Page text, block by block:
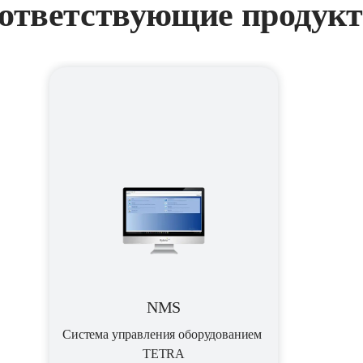
NMS
Система управления оборудованием
TETRA